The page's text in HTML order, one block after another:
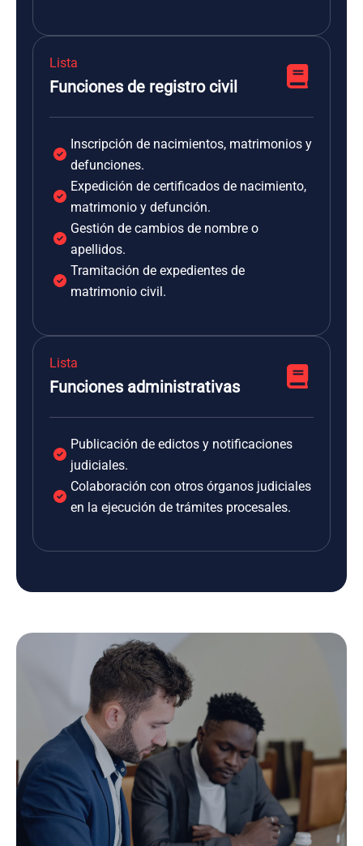
Lista
Funciones de registro civil
Inscripción de nacimientos, matrimonios y
defunciones.
Expedición de certificados de nacimiento,
matrimonio y defunción.
Gestión de cambios de nombre o
apellidos.
Tramitación de expedientes de
matrimonio civil.
Lista
Funciones administrativas
Publicación de edictos y notificaciones
judiciales.
Colaboración con otros órganos judiciales
en la ejecución de trámites procesales.